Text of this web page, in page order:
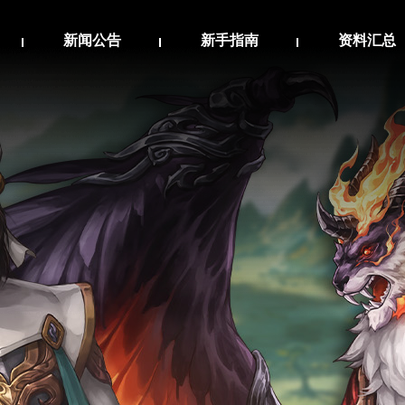
新闻公告 新手指南 资料汇总